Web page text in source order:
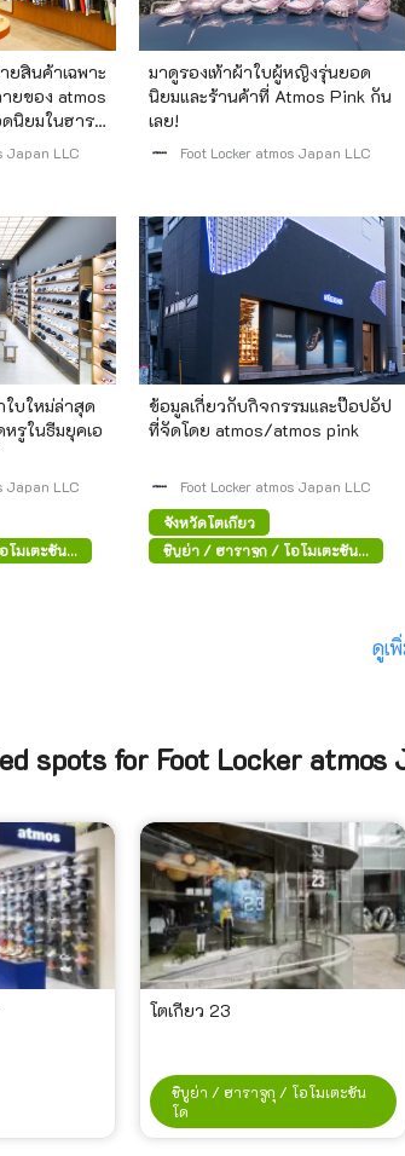
ยสินค้าเฉพาะ
ยของ atmos
นิยมในฮารา
Japan LLC
มาดูรองเท้าผ้าใบผู้หญิงรุ่นยอด
นิยมและร้านค้าที่ Atmos Pink กัน
เลย!
Foot Locker atmos Japan LLC
บใหม่ล่าสุด
รูในธีมยุคเอ
Japan LLC
โมเตะซัน
ข้อมูลเกี่ยวกับกิจกรรมและป๊อปอัป
ที่จัดโดย atmos/atmos pink
Foot Locker atmos Japan LLC
จังหวัดโตเกียว
ชิบูย่า / ฮาราจูกุ / โอโมเตะซัน
โด
ดูเ
spots for Foot Locker atmos
โตเกียว 23
ชิบูย่า / ฮาราจูกุ / โอโมเตะซัน
โด